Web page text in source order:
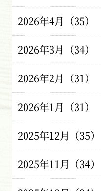
2026年4月（35）
2026年3月（34）
2026年2月（31）
2026年1月（31）
2025年12月（35）
2025年11月（34）